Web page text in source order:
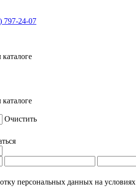
797-24-07
Очистить
персональных данных на условиях